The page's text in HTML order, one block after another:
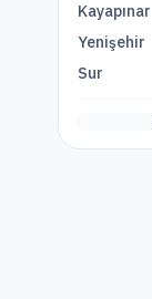
Kayapınar
Yenişehir
Sur